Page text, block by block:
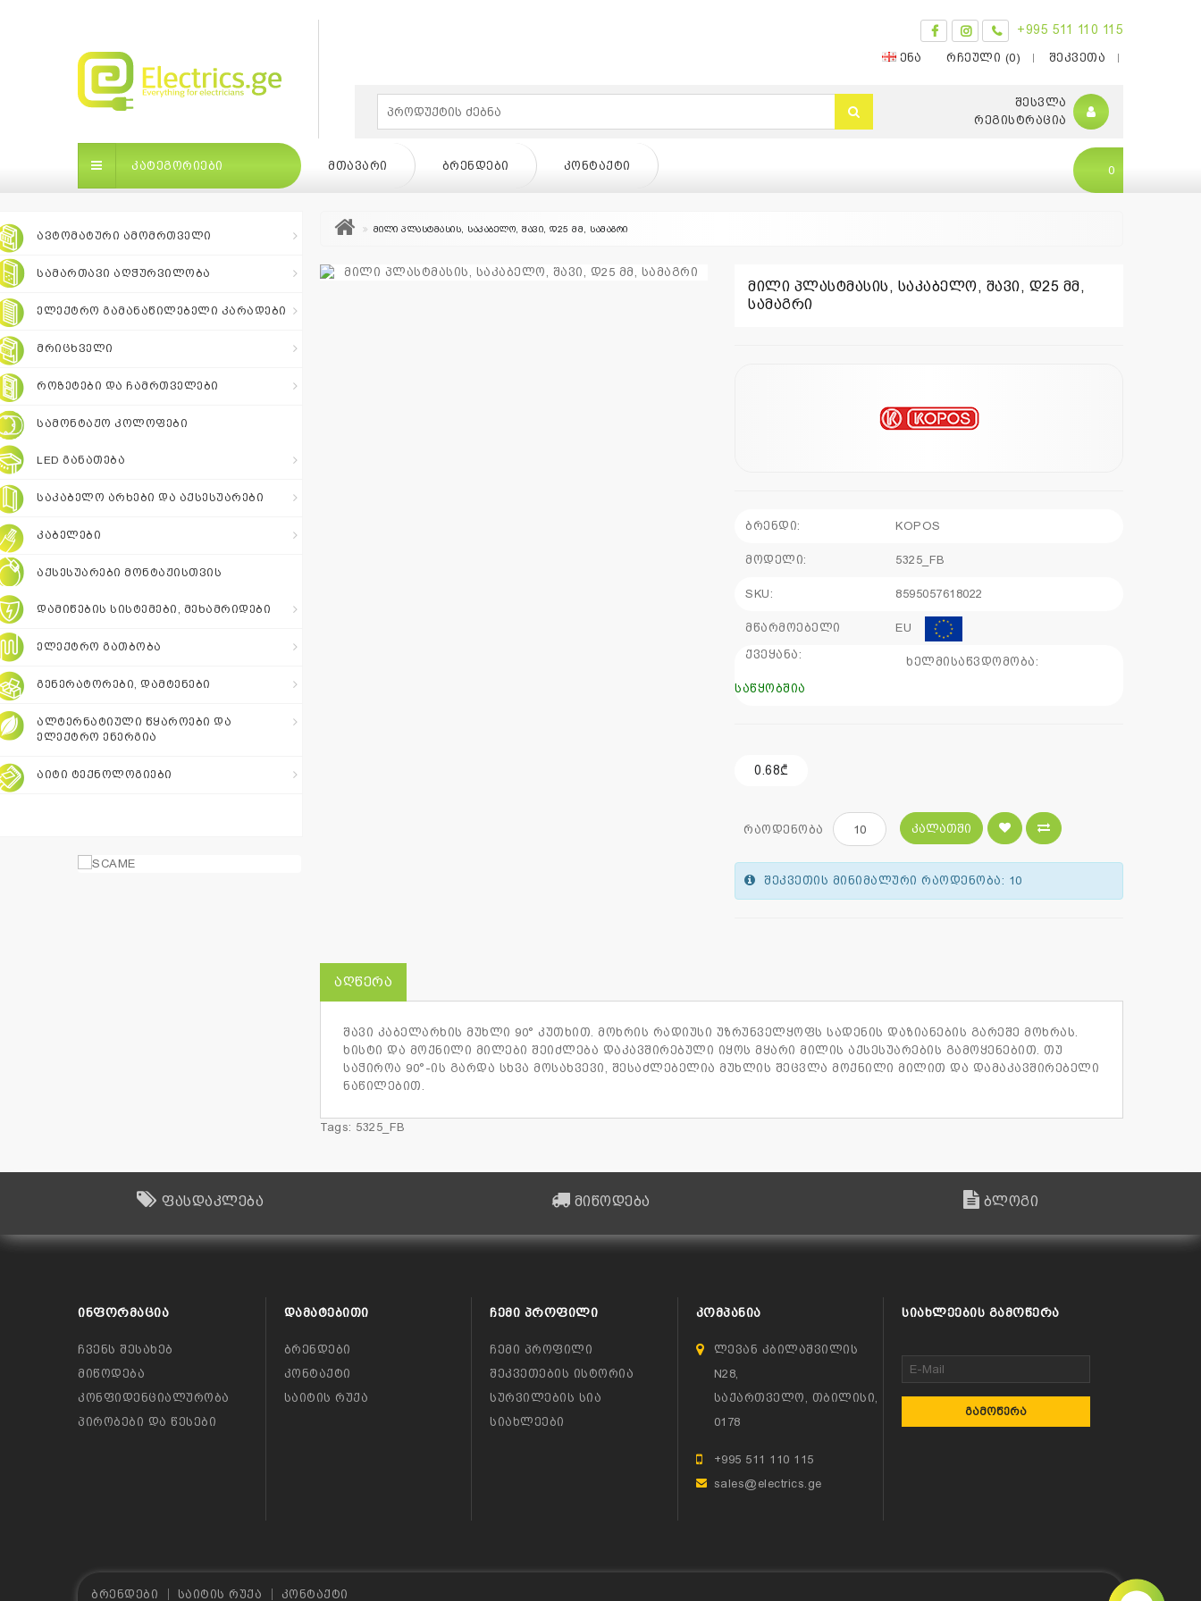
ᲙᲐᲢᲔᲒᲝᲠᲘᲔᲑᲘ ᲛᲗᲐᲕᲐᲠᲘ
თვის
+995 511 110
sales@electrics.ge
+995 511 110 115
ᲔᲜᲐ ᲠᲩᲔᲣᲚᲘ (0) ᲨᲔᲙᲕᲔᲗᲐ
ᲨᲔᲡᲕᲚᲐ
ᲠᲔᲒᲘᲡᲢᲠᲐᲪᲘᲐ
ᲙᲐᲢᲔᲒᲝᲠᲘᲔᲑᲘ ᲛᲗᲐᲕᲐᲠᲘ ᲑᲠᲔᲜᲓᲔᲑᲘ ᲙᲝᲜᲢᲐᲥᲢᲘ 0
ᲐᲕᲢᲝᲛᲐᲢᲣᲠᲘ ᲐᲛᲝᲛᲠᲗᲕᲔᲚᲘ
ᲡᲐᲛᲐᲠᲗᲐᲕᲘ ᲐᲦᲭᲣᲠᲕᲘᲚᲝᲑᲐ
ᲔᲚᲔᲥᲢᲠᲝ ᲒᲐᲛᲐᲜᲐᲬᲘᲚᲔᲑᲔᲚᲘ ᲙᲐᲠᲐᲓᲔᲑᲘ
ᲛᲠᲘᲪᲮᲕᲔᲚᲘ
ᲠᲝᲖᲔᲢᲔᲑᲘ ᲓᲐ ᲩᲐᲛᲠᲗᲕᲔᲚᲔᲑᲘ
ᲡᲐᲛᲝᲜᲢᲐᲟᲝ ᲙᲝᲚᲝᲤᲔᲑᲘ
LED ᲒᲐᲜᲐᲗᲔᲑᲐ
ᲡᲐᲙᲐᲑᲔᲚᲝ ᲐᲠᲮᲔᲑᲘ ᲓᲐ ᲐᲥᲡᲔᲡᲣᲐᲠᲔᲑᲘ
ᲙᲐᲑᲔᲚᲔᲑᲘ
ᲐᲥᲡᲔᲡᲣᲐᲠᲔᲑᲘ ᲛᲝᲜᲢᲐᲟᲘᲡᲗᲕᲘᲡ
ᲓᲐᲛᲘᲬᲔᲑᲘᲡ ᲡᲘᲡᲢᲔᲛᲔᲑᲘ, ᲛᲔᲮᲐᲛᲠᲘᲓᲔᲑᲘ
ᲔᲚᲔᲥᲢᲠᲝ ᲒᲐᲗᲑᲝᲑᲐ
ᲒᲔᲜᲔᲠᲐᲢᲝᲠᲔᲑᲘ, ᲓᲐᲛᲢᲔᲜᲔᲑᲘ
ᲐᲚᲢᲔᲠᲜᲐᲢᲘᲣᲚᲘ ᲬᲧᲐᲠᲝᲔᲑᲘ ᲓᲐ
ᲔᲚᲔᲥᲢᲠᲝ ᲔᲜᲔᲠᲒᲘᲐ
ᲐᲘᲢᲘ ᲢᲔᲥᲜᲝᲚᲝᲒᲘᲔᲑᲘ
მილი პლასტმასის, საკაბელო, შავი, დ25 მმ, სამაგრი
მილი პლასტმასის, საკაბელო, შავი, დ25 მმ,
სამაგრი
ბრენდი: KOPOS
მოდელი: 5325_FB
SKU: 8595057618022
მწარმოებელი
ქვეყანა:
EU
ხელმისაწვდომობა:
საწყობშია
0.68₾
რაოდენობა ᲙᲐᲚᲐᲗᲨᲘ
შეკვეთის მინიმალური რაოდენობა: 10
ᲐᲦᲬᲔᲠᲐ
შავი კაბელარხის მუხლი 90° კუთხით. მოხრის რადიუსი უზრუნველყოფს სადენის დაზიანების გარეშე მოხრას.
ხისტი და მოქნილი მილები შეიძლება დაკავშირებული იყოს მყარი მილის აქსესუარების გამოყენებით. თუ
საჭიროა 90°-ის გარდა სხვა მოსახვევი, შესაძლებელია მუხლის შეცვლა მოქნილი მილით და დამაკავშირებელი
ნაწილებით.
Tags: 5325_FB
ფასდაკლება მიწოდება ბლოგი
ᲘᲜᲤᲝᲠᲛᲐᲪᲘᲐ
ჩვენს შესახებ
მიწოდება
კონფიდენციალურობა
პირობები და წესები
ᲓᲐᲛᲐᲢᲔᲑᲘᲗᲘ
ბრენდები
კონტაქტი
საიტის რუქა
ᲩᲔᲛᲘ ᲞᲠᲝᲤᲘᲚᲘ
ჩემი პროფილი
შეკვეთების ისტორია
სურვილების სია
სიახლეები
ᲙᲝᲛᲞᲐᲜᲘᲐ
ლევან კბილაშვილის
N28,
საქართველო, თბილისი,
0178
+995 511 110 115
sales@electrics.ge
ᲡᲘᲐᲮᲚᲔᲔᲑᲘᲡ ᲒᲐᲛᲝᲬᲔᲠᲐ
ᲒᲐᲛᲝᲬᲔᲠᲐ
ბრენდები საიტის რუქა კონტაქტი